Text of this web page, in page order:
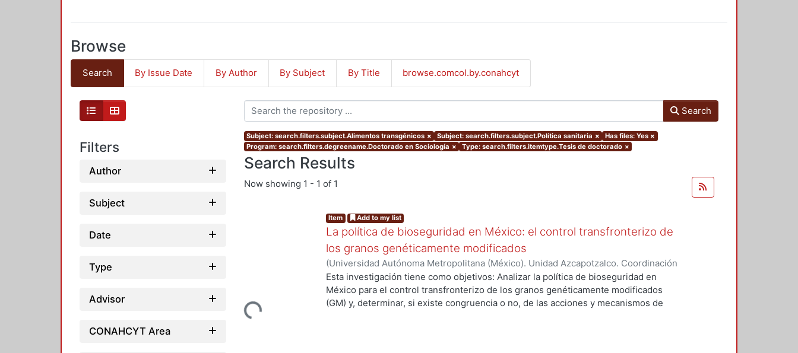
Browse
Search By Issue Date By Author By Subject By Title browse.comcol.by.conahcyt
Filters
Author
Subject
Date
Type
Advisor
CONAHCYT Area
Search
Subject: search.filters.subject.Alimentos transgénicos × Subject: search.filters.subject.Política sanitaria × Has files: Yes ×
Program: search.filters.degreename.Doctorado en Sociología × Type: search.filters.itemtype.Tesis de doctorado ×
Search Results
Now showing 1 - 1 of 1
Loading...
Item Add to my list
La política de bioseguridad en México: el control transfronterizo de
los granos genéticamente modificados
(Universidad Autónoma Metropolitana (México). Unidad Azcapotzalco. Coordinación
de Servicios de Información.,2013-10-30)AVILA DOMINGUEZ, JORGE
Esta investigación tiene como objetivos: Analizar la política de bioseguridad en
México para el control transfronterizo de los granos genéticamente modificados
(GM) y, determinar, si existe congruencia o no, de las acciones y mecanismos de